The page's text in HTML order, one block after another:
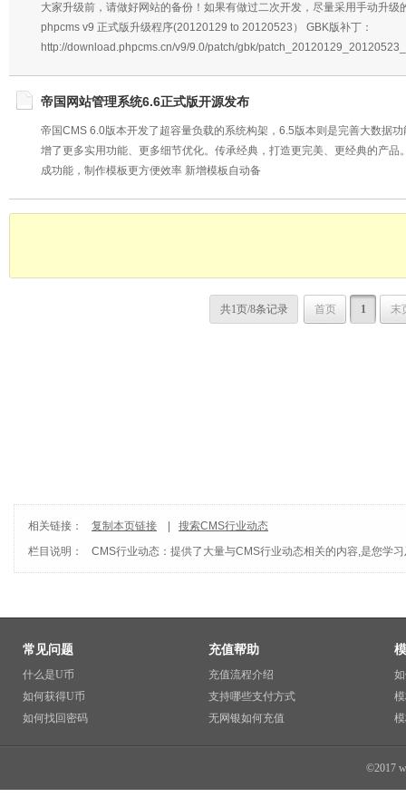
大家升级前，请做好网站的备份！如果有做过二次开发，尽量采用手动升
phpcms v9 正式版升级程序(20120129 to 20120523） GBK版补丁：
http://download.phpcms.cn/v9/9.0/patch/gbk/
帝国网站管理系统6.6正式版开源发布
帝国CMS 6.0版本开发了超容量负载的系统构架，6.5版本则是完善大数据
增了更多实用功能、更多细节优化。传承经典，打造更完美、更经典的产
成功能，制作模板更方便效率 新增模板自动备
共1页/8条记录 首页 1 末
相关链接： 复制本页链接
搜索CMS行业动态
栏目说明：
CMS行业动态 ：提供了大量与CMS行业动态相关的内容,是您学
常见问题
什么是U币
如何获得U币
如何找回密码
充值帮助
充值流程介绍
支持哪些支付方式
无网银如何充值
©2017